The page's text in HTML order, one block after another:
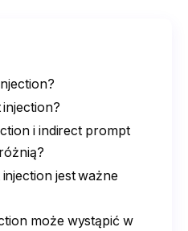
injection?
i indirect prompt
jest ważne
może wystąpić w